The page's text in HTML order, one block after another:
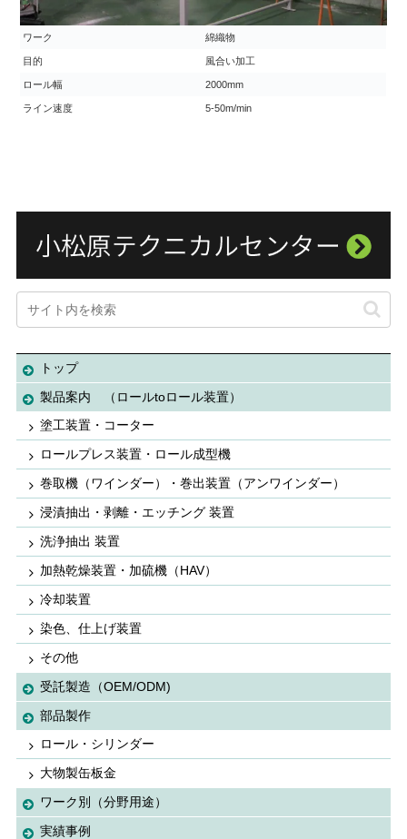
ワーク 綿織物
目的 風合い加工
ロール幅 2000mm
ライン速度 5-50m/min
トップ
製品案内 （ロールtoロール装置）
塗工装置・コーター
ロールプレス装置・ロール成型機
巻取機（ワインダー）・巻出装置（アンワインダー）
浸漬抽出・剥離・エッチング 装置
洗浄抽出 装置
加熱乾燥装置・加硫機（HAV）
冷却装置
染色、仕上げ装置
その他
受託製造（OEM/ODM)
部品製作
ロール・シリンダー
大物製缶板金
ワーク別（分野用途）
実績事例